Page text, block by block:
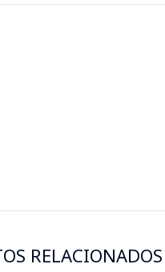
RELACIONADOS